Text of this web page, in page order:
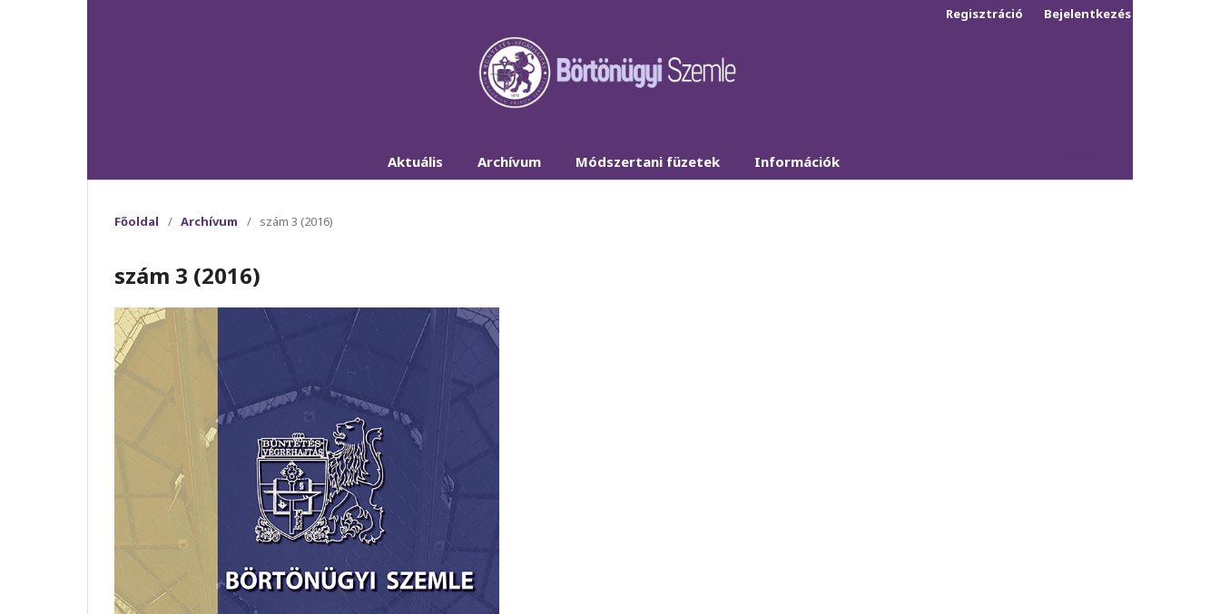
Aktuális Archívum Módszertani füzetek Információk
Regisztráció Bejelentkezés
Főoldal / Archívum / szám 3 (2016)
szám 3 (2016)